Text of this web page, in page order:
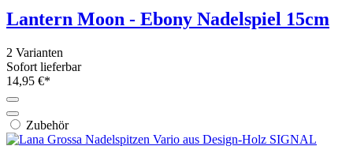
Lantern Moon - Ebony Nadelspiel 15cm
2 Varianten
Sofort lieferbar
14,95 €*
Zubehör